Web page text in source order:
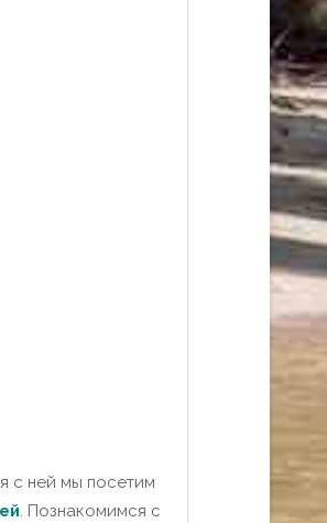
с ней мы посетим
. Познакомимся с